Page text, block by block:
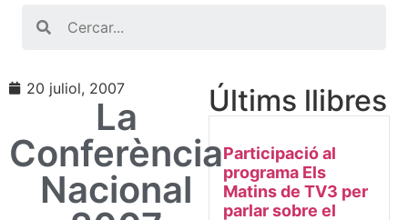
20 juliol, 2007
La
Conferència
Nacional
Últims llibres
Participació al
programa Els
Matins de TV3 per
parlar sobre el